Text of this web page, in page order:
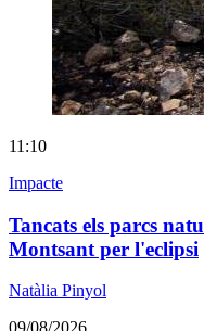
11:10
Impacte
Tancats els parcs
Montsant per l'eclipsi
Natàlia Pinyol